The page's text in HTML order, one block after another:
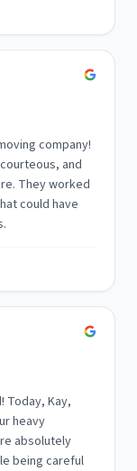
company!
and
They worked
could have
Today, Kay,
heavy
absolutely
being careful